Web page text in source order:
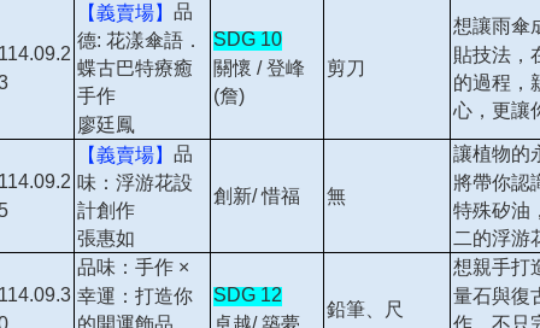
【義賣場】 品
德: 花漾傘語．
蝶古巴特療癒
手作
廖廷鳳
SDG 10
關懷 / 登峰
(詹)
剪刀
想讓雨傘
貼技法，
的過程，
心，更讓
【義賣場】 品
味：浮游花設
計創作
張惠如
創新/ 惜福 無
讓植物的
將帶你認
特殊矽油
二的浮游
品味：手作 ×
幸運：打造你
的開運飾品
SDG 12
卓越/ 築夢
鉛筆、尺
想親手打
量石與復
作，不只